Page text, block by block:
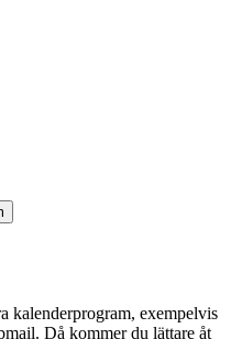
kalenderprogram, exempelvis
Då kommer du lättare åt